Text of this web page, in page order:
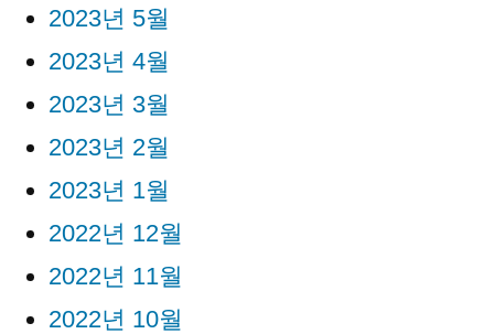
2023년 5월
2023년 4월
2023년 3월
2023년 2월
2023년 1월
2022년 12월
2022년 11월
2022년 10월